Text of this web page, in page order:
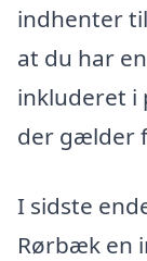
indhenter
at du har
inkluderet i
der gælder
I sidste
Rørbæk en